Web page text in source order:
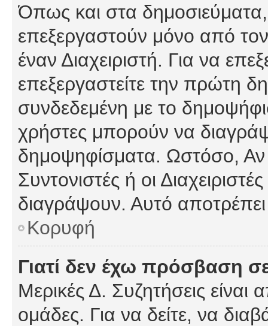
Όπως και στα
επεξεργαστούν μόνο από
έναν Διαχειριστή. Για να
επεξεργαστείτε την πρώτη
συνδεδεμένη με το
χρήστες μπορούν να
δημοψηφίσματα. Ωστόσο, Αν
Συντονιστές ή οι
διαγράψουν. Αυτό
Κορυφή
Γιατί δεν έχω πρόσβαση
Μερικές Δ. Συζητήσεις είναι
ομάδες. Για να δείτε, να